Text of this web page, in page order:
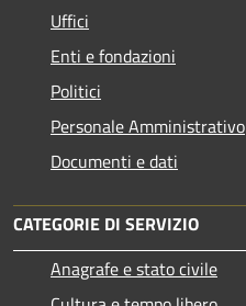
Uffici
Enti e fondazioni
Politici
Personale Amministrativo
Documenti e dati
CATEGORIE DI SERVIZIO
Anagrafe e stato civile